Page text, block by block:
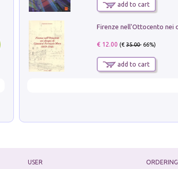
add to cart
€ 12.00 (€35.00- 66%)
add to cart
USER ORDERING